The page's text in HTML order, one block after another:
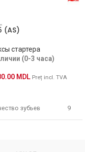
(AS)
стартера
(0-3 часа)
MDL Preț incl. TVA
зубьев 9
фрез